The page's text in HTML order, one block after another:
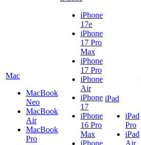
Mac
MacBook
Neo
MacBook
Air
MacBook
Pro
iPhone
17e
iPhone
17 Pro
Max
iPhone
17 Pro
iPhone
Air
iPhone
17
iPhone
16 Pro
Max
iPhone
iPad
iPad
Pro
iPad
Air